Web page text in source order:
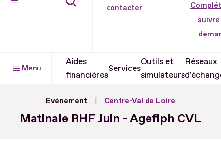
contacter
suivre
Menu
Aides
financières
Services
Outils et
simulateurs
Réseaux
Evénement Centre-Val de Loire
Matinale RHF Juin - Agefiph CVL